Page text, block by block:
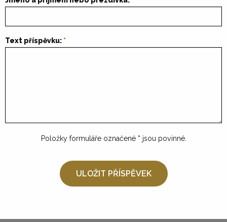
Text příspěvku:
Položky formuláře označené * jsou povinné.